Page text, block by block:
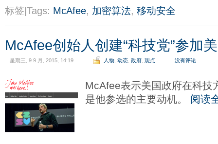
标签|Tags: McAfee, 加密算法, 移动安全
McAfee创始人创建“科技党”参加
星期三, 9 9 月, 2015, 14:19 人物 动态 政府 观点 没有评论
McAfee表示美国政府在科技
是他参选的主要动机。 阅读